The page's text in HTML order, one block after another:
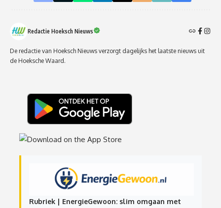
Redactie Hoeksch Nieuws
De redactie van Hoeksch Nieuws verzorgt dagelijks het laatste nieuws uit
de Hoeksche Waard.
Rubriek | EnergieGewoon: slim omgaan met